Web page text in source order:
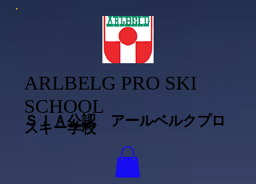
ARLBELG PRO SKI
SCHOOL
ＳＩＡ公認 アールベルクプロ
スキー学校